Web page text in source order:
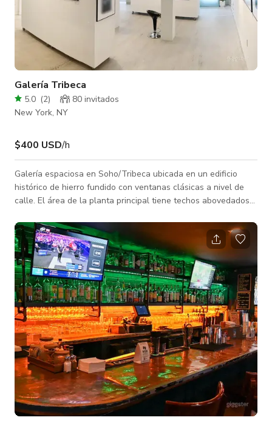
Galería Tribeca
5.0 (2)
80 invitados
New York, NY
$400 USD/h
Galería espaciosa en Soho/Tribeca ubicada en un edificio
histórico de hierro fundido con ventanas clásicas a nivel de
calle. El área de la planta principal tiene techos abovedados
blanca blanqueada, accesorios Philippe Stark, kitchenette y
tiene exposición sur con luz natural durante todo el día.
Detalles de vidrio impresionantes en todo el espacio que
brindan una sensación arquitectónica de alta gama. Incluye 2
paredes móviles de